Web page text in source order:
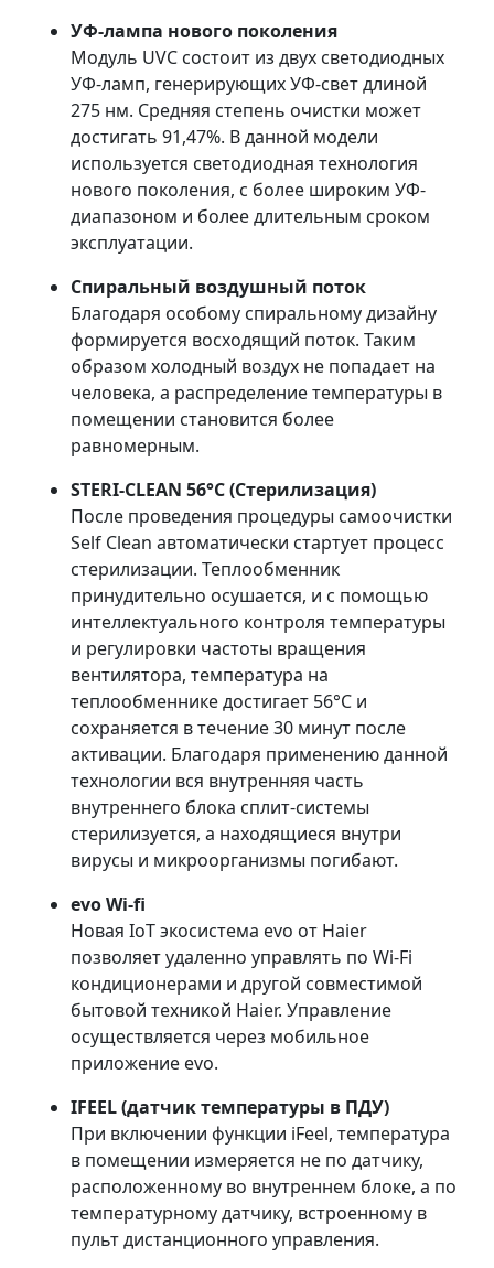
УФ-лампа нового поколения
Модуль UVC состоит из двух светодиодных
УФ-ламп, генерирующих УФ-свет длиной
275 нм. Средняя степень очистки может
достигать 91,47%. В данной модели
используется светодиодная технология
нового поколения, с более широким УФ-
диапазоном и более длительным сроком
эксплуатации.
Спиральный воздушный поток
Благодаря особому спиральному дизайну
формируется восходящий поток. Таким
образом холодный воздух не попадает на
человека, а распределение температуры в
помещении становится более
равномерным.
STERI-CLEAN 56°C (Стерилизация)
После проведения процедуры самоочистки
Self Clean автоматически стартует процесс
стерилизации. Теплообменник
принудительно осушается, и с помощью
интеллектуального контроля температуры
и регулировки частоты вращения
вентилятора, температура на
теплообменнике достигает 56°С и
сохраняется в течение 30 минут после
активации. Благодаря применению данной
технологии вся внутренняя часть
внутреннего блока сплит-системы
стерилизуется, а находящиеся внутри
вирусы и микроорганизмы погибают.
evo Wi-fi
Новая IoT экосистема evo от Haier
позволяет удаленно управлять по Wi-Fi
кондиционерами и другой совместимой
бытовой техникой Haier. Управление
осуществляется через мобильное
приложение evo.
IFEEL (датчик температуры в ПДУ)
При включении функции iFeel, температура
в помещении измеряется не по датчику,
расположенному во внутреннем блоке, а по
температурному датчику, встроенному в
пульт дистанционного управления.